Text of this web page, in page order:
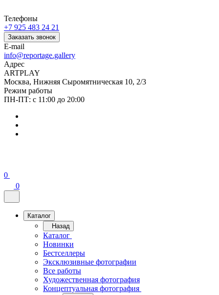
Телефоны
+7 925 483 24 21
Заказать звонок
E-mail
info@reportage.gallery
Адрес
ARTPLAY
Москва, Нижняя Сыромятническая 10, 2/3
Режим работы
ПН-ПТ: с 11:00 до 20:00
0
0
Каталог
Назад
Каталог
Новинки
Бестселлеры
Эксклюзивные фотографии
Все работы
Художественная фотография
Концептуальная фотография